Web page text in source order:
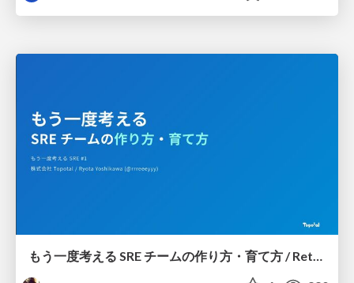
もう一度考える SRE チームの作り方・育て方 / Rethinking SRE #1: Building and Growing SRE Teams